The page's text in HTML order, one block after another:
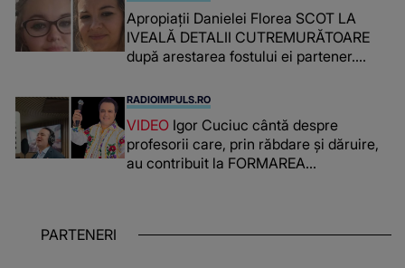
Apropiații Danielei Florea SCOT LA
IVEALĂ DETALII CUTREMURĂTOARE
după arestarea fostului ei partener.
românca ucisă în Italia și ascunsă în
lada unui pat: " Îmi pare rău că nu am
reușit să fac mai mult pentru ea și..."
RADIOIMPULS.RO
VIDEO Igor Cuciuc cântă despre
profesorii care, prin răbdare și dăruire,
au contribuit la FORMAREA
chiar și după trecerea anilor: "De
PARTENERI